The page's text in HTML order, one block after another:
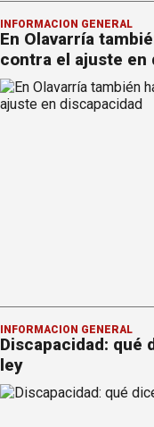
INFORMACION GENERAL
En Olavarría
contra el ajuste en
INFORMACION GENERAL
Discapacidad: qué
ley